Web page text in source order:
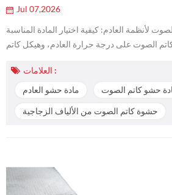
Jul 07,2026
لأنظمة العادم: كيفية اختيار المادة المناسبة
الصوت على درجة حرارة العادم، وهيكل كاتم
لا توجد مادة واحدة هي الأفضل لكل نظام عادم.
على الطرق، أو كاتم صوت للسباقات، أو
العلامات :
مادة حشو العادم
حشو كاتم الصوت
حشوة كاتم الصوت من الألياف الزجاجية